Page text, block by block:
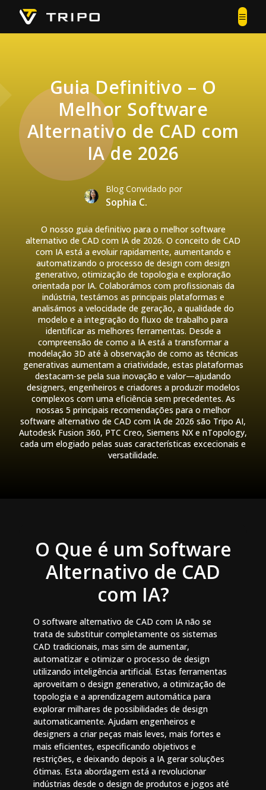
Guia Definitivo – O
Melhor Software
Alternativo de CAD com
IA de 2026
Blog Convidado por
Sophia C.
O nosso guia definitivo para o melhor software
alternativo de CAD com IA de 2026. O conceito de CAD
com IA está a evoluir rapidamente, aumentando e
automatizando o processo de design com design
generativo, otimização de topologia e exploração
orientada por IA. Colaborámos com profissionais da
indústria, testámos as principais plataformas e
analisámos a velocidade de geração, a qualidade do
modelo e a integração do fluxo de trabalho para
identificar as melhores ferramentas. Desde a
compreensão de como a IA está a transformar a
modelação 3D até à observação de como as técnicas
generativas aumentam a criatividade, estas plataformas
destacam-se pela sua inovação e valor—ajudando
designers, engenheiros e criadores a produzir modelos
complexos com uma eficiência sem precedentes. As
nossas 5 principais recomendações para o melhor
software alternativo de CAD com IA de 2026 são Tripo AI,
Autodesk Fusion 360, PTC Creo, Siemens NX e nTopology,
cada um elogiado pelas suas características excecionais e
versatilidade.
O Que é um Software
Alternativo de CAD
com IA?
O software alternativo de CAD com IA não se
trata de substituir completamente os sistemas
CAD tradicionais, mas sim de aumentar,
automatizar e otimizar o processo de design
utilizando inteligência artificial. Estas ferramentas
aproveitam o design generativo, a otimização de
topologia e a aprendizagem automática para
explorar milhares de possibilidades de design
automaticamente. Ajudam engenheiros e
designers a criar peças mais leves, mais fortes e
mais eficientes, especificando objetivos e
restrições, e deixando depois a IA gerar soluções
ótimas. Esta abordagem está a revolucionar
indústrias desde o design de produtos e jogos até